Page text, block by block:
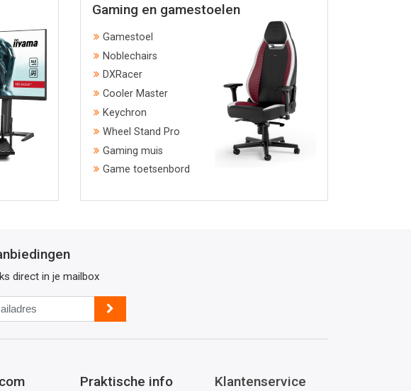
Gaming en gamestoelen
Gamestoel
Noblechairs
DXRacer
Cooler Master
Keychron
Wheel Stand Pro
Gaming muis
Game toetsenbord
direct in je mailbox
Praktische info Klantenservice